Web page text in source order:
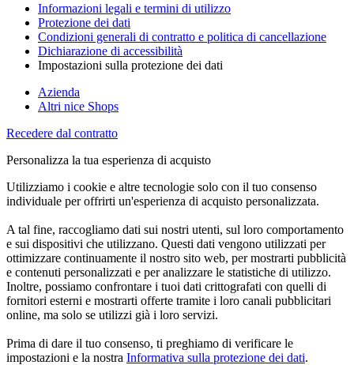
Informazioni legali e termini di utilizzo
Protezione dei dati
Condizioni generali di contratto e politica di cancellazione
Dichiarazione di accessibilità
Impostazioni sulla protezione dei dati
Azienda
Altri nice Shops
Recedere dal contratto
Personalizza la tua esperienza di acquisto
Utilizziamo i cookie e altre tecnologie solo con il tuo consenso
individuale per offrirti un'esperienza di acquisto personalizzata.
A tal fine, raccogliamo dati sui nostri utenti, sul loro comportamento
e sui dispositivi che utilizzano. Questi dati vengono utilizzati per
ottimizzare continuamente il nostro sito web, per mostrarti pubblicità
e contenuti personalizzati e per analizzare le statistiche di utilizzo.
Inoltre, possiamo confrontare i tuoi dati crittografati con quelli di
fornitori esterni e mostrarti offerte tramite i loro canali pubblicitari
online, ma solo se utilizzi già i loro servizi.
Prima di dare il tuo consenso, ti preghiamo di verificare le
impostazioni e la nostra Informativa sulla protezione dei dati.